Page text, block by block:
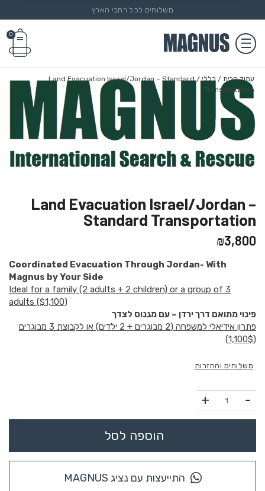
משלוחים לכל רחבי הארץ
0
עמוד הבית/ כללי
/ Land Evacuation Israel/Jordan – Standard
Transportation
Land Evacuation Israel/Jordan –
Standard Transportation
₪3,800
Coordinated Evacuation Through Jordan- With
Magnus by Your Side
Ideal for a family (2 adults + 2 children) or a group of 3
adults ($1,100)
פינוי מתואם דרך ירדן – עם מגנוס לצדך
פתרון אידיאלי למשפחה (2 מבוגרים + 2 ילדים) או לקבוצת 3 מבוגרים
(1,100$)
משלוחים והחזרות
הוספה לסל
התייעצות עם נציג MAGNUS